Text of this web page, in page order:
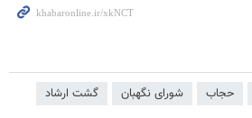
حجاب شورای نگهبان گشت ارشاد